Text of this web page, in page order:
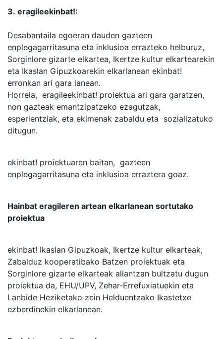
3. eragileekinbat!:
Desabantaila egoeran dauden gazteen
enplegagarritasuna eta inklusioa errazteko helburuz,
Sorginlore gizarte elkartea, Ikertze kultur elkartearekin
eta Ikaslan Gipuzkoarekin elkarlanean ekinbat!
erronkan ari gara lanean.
Horrela, eragileekinbat! proiektua ari gara garatzen,
non gazteak emantzipatzeko ezagutzak,
esperientziak, eta ekimenak zabaldu eta sozializatuko
ditugun.
ekinbat! proiektuaren baitan, gazteen
enplegagarritasuna eta inklusioa erraztera goaz.
Hainbat eragileren artean elkarlanean sortutako
proiektua
ekinbat! Ikaslan Gipuzkoak, Ikertze kultur elkarteak,
Zabalduz kooperatibako Batzen proiektuak eta
Sorginlore gizarte elkarteak aliantzan bultzatu dugun
proiektua da, EHU/UPV, Zehar-Errefuxiatuekin eta
Lanbide Heziketako zein Helduentzako Ikastetxe
ezberdinekin elkarlanean.